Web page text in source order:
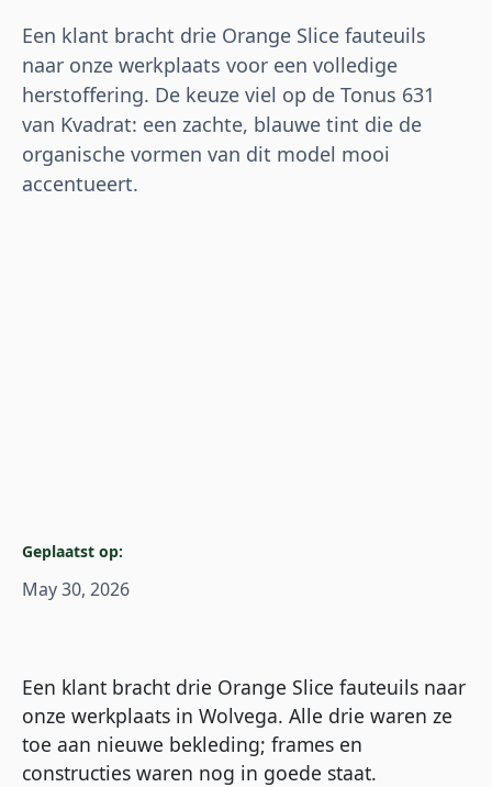
Een klant bracht drie Orange Slice fauteuils
naar onze werkplaats voor een volledige
herstoffering. De keuze viel op de Tonus 631
van Kvadrat: een zachte, blauwe tint die de
organische vormen van dit model mooi
accentueert.
Geplaatst op:
May 30, 2026
Een klant bracht drie Orange Slice fauteuils naar
onze werkplaats in Wolvega. Alle drie waren ze
toe aan nieuwe bekleding; frames en
constructies waren nog in goede staat.